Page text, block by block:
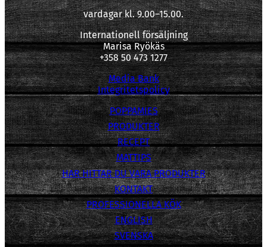
vardagar kl. 9.00–15.00.
Internationell försäljning
Marisa Ryökäs
+358 50 473 1277
Media Bank
Integritetspolicy
POPPAMIES
PRODUKTER
RECEPT
MATTIPS
HAR HITTAR DU VARA PRODUKTER
KONTAKT
PROFESSIONELLA KÖK
ENGLISH
SVENSKA